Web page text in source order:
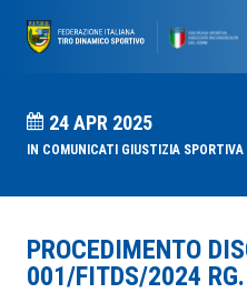
24 APR 2025
IN COMUNICATI GIUSTIZIA SPORTIVA
PROCEDIMENTO
001/FITDS/2024 RG.